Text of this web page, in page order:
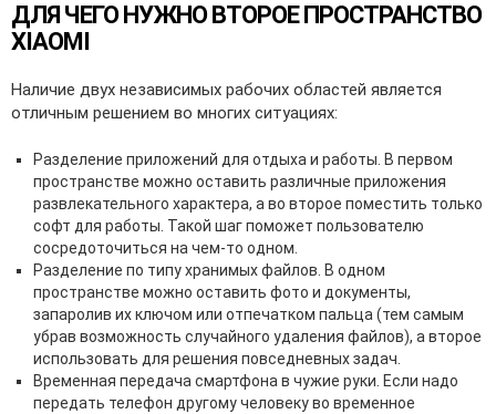
ДЛЯ ЧЕГО НУЖНО ВТОРОЕ ПРОСТРАНСТВО
XIAOMI
Наличие двух независимых рабочих областей является
отличным решением во многих ситуациях:
Разделение приложений для отдыха и работы. В первом
пространстве можно оставить различные приложения
развлекательного характера, а во второе поместить только
софт для работы. Такой шаг поможет пользователю
сосредоточиться на чем-то одном.
Разделение по типу хранимых файлов. В одном
пространстве можно оставить фото и документы,
запаролив их ключом или отпечатком пальца (тем самым
убрав возможность случайного удаления файлов), а второе
использовать для решения повседневных задач.
Временная передача смартфона в чужие руки. Если надо
передать телефон другому человеку во временное